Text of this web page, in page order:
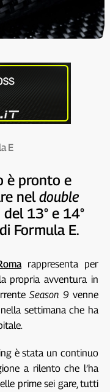
E
è pronto e
neldouble
13° e 14°
Formula E.
rappresenta per
propria avventura in
Season 9 venne
settimana che ha
è stata un continuo
a rilento che l’ha
prime sei gare, tutti